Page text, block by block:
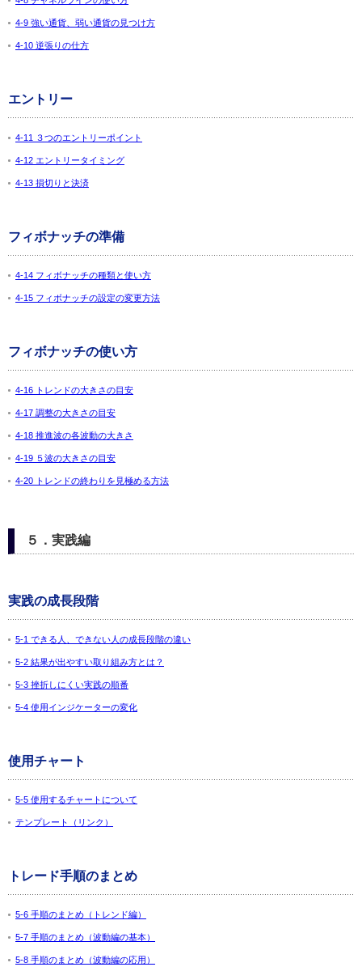
4-9 強い通貨、弱い通貨の見つけ方
4-10 逆張りの仕方
エントリー
4-11 ３つのエントリーポイント
4-12 エントリータイミング
4-13 損切りと決済
フィボナッチの準備
4-14 フィボナッチの種類と使い方
4-15 フィボナッチの設定の変更方法
フィボナッチの使い方
4-16 トレンドの大きさの目安
4-17 調整の大きさの目安
4-18 推進波の各波動の大きさ
4-19 ５波の大きさの目安
4-20 トレンドの終わりを見極める方法
５．実践編
実践の成長段階
5-1 できる人、できない人の成長段階の違い
5-2 結果が出やすい取り組み方とは？
5-3 挫折しにくい実践の順番
5-4 使用インジケーターの変化
使用チャート
5-5 使用するチャートについて
テンプレート（リンク）
トレード手順のまとめ
5-6 手順のまとめ（トレンド編）
5-7 手順のまとめ（波動編の基本）
5-8 手順のまとめ（波動編の応用）